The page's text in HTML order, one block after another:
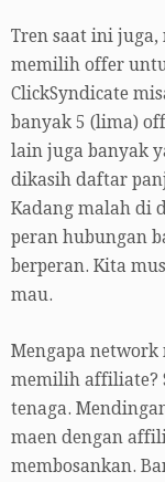
Tren saat ini
memilih offer
ClickSyndicate
banyak 5 (lima)
lain juga banyak
dikasih daftar
Kadang malah di
peran hubungan
berperan. Kita
mau.
Mengapa
memilih affiliate?
tenaga.
maen dengan
membosankan.